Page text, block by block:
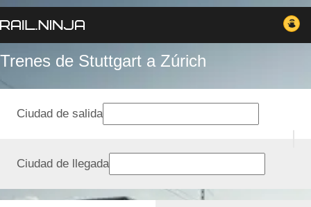
Trenes de Stuttgart a Zúrich
Ciudad de salida
Ciudad de llegada